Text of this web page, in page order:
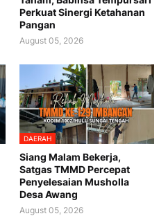
Perkuat Sinergi Ketahanan
Pangan
August 05, 2026
DAERAH
Siang Malam Bekerja,
Satgas TMMD Percepat
Penyelesaian Musholla
Desa Awang
August 05, 2026